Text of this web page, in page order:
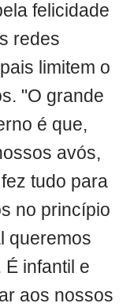
felicidade
redes
limitem o
"O grande
é que,
avós,
tudo para
no princípio
queremos
É infantil e
aos nossos